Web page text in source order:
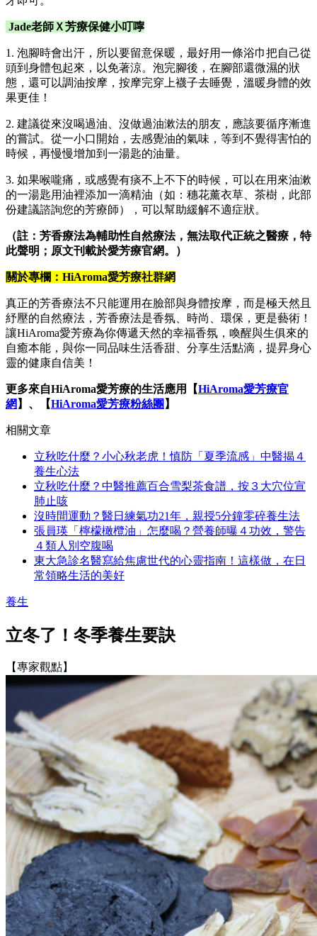
Jade老師Ｘ芳療保健小叮嚀
1. 泡腳時會出汗，所以要留意保暖，最好用一條浴巾把自己從
頭到身體包起來，以免著涼。泡完腳後，在腳部還微濕的狀
態，還可以調油按摩，按摩完穿上襪子去睡覺，溫暖身體的效
果更佳！
2. 建議從來沒喝過油、沒做過油漱法的朋友，應該要循序漸進
的嘗試。從一小口開始，去感覺油的氣味，等到不覺得害怕的
時候，再慢慢增加到一湯匙的油量。
3. 如果喉嚨痛，或感覺有痰不上不下的時候，可以在用來油漱
的一湯匙用油裡添加一滴精油（如：穗花薰衣草、茶樹，此部
份建議諮詢您的芳療師），可以幫助緩解不適症狀。
（註：芳香療法為輔助性自然療法，無法取代正統之醫療，特
此聲明；原文刊載於愛芳療官網。）
關於專欄：HiAroma愛芳療社群網
真正的芳香療法不只能運用在臉部與身體按摩，而是極天然且
紓壓的自然療法，芳香療法是香氛、時尚、環保，更是藝術！
讓HiAroma愛芳療為你傳遞天然的幸福香氛，喚醒與生俱來的
自癒本能，與你一同品味生活香甜、分享生活點滴，提昇身心
靈的健康自信美！
更多來自HiAroma愛芳療的生活應用【HiAroma愛芳療官
網 】、【HiAroma愛芳療粉絲團 】
相關文章
立秋吃什麼？小心秋老虎！慎防「夏季流感」中醫揭４
養生心法
立秋吃什麼？中醫推薦百合雪梨茶食譜，按３大穴位宣
肺止咳
沒時間運動？醫日練氣功21年，親授5分鐘零碎養生法
張員瑛「檸檬橄欖油」怎麼喝？營養師曝４功效，警告
４類人別空腹喝
東大急診名醫寫給焦慮世代的心靈指南！這樣做，在日
常領略生活的美好
養生
立冬了！冬季養生要訣
【專家觀點】